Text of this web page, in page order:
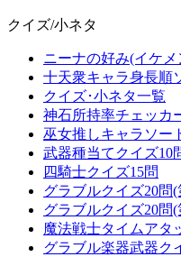
クイズ/小ネタ
ニーナの好み(イケメ
十天衆キャラ身長順
クイズ･小ネタ一覧
神石所持率チェッカ
巫女推しキャラソー
武器種当てクイズ10
四騎士クイズ15問
グラブルクイズ20問(
グラブルクイズ20問(
魔法戦士タイムアタ
グラブル楽器武器ク